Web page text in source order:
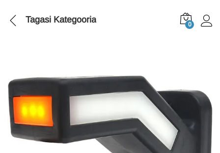
Tagasi Kategooria 0